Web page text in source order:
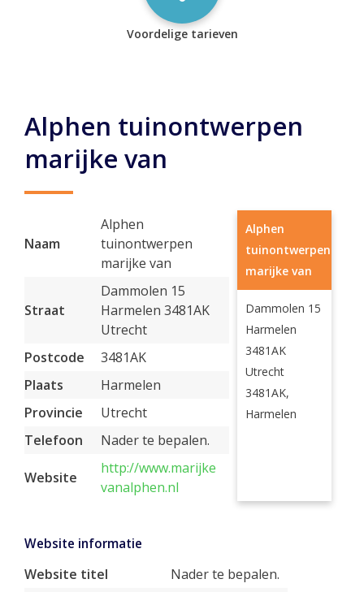
Voordelige tarieven
Alphen tuinontwerpen
marijke van
Naam
Alphen
tuinontwerpen
marijke van
Straat
Dammolen 15
Harmelen 3481AK
Utrecht
Postcode
3481AK
Plaats
Harmelen
Provincie
Utrecht
Telefoon
Nader te bepalen.
Website
http://www.marijke
vanalphen.nl
Alphen
tuinontwerpen
marijke van
Dammolen 15
Harmelen
3481AK
Utrecht
3481AK,
Harmelen
Website informatie
Website titel
Nader te bepalen.